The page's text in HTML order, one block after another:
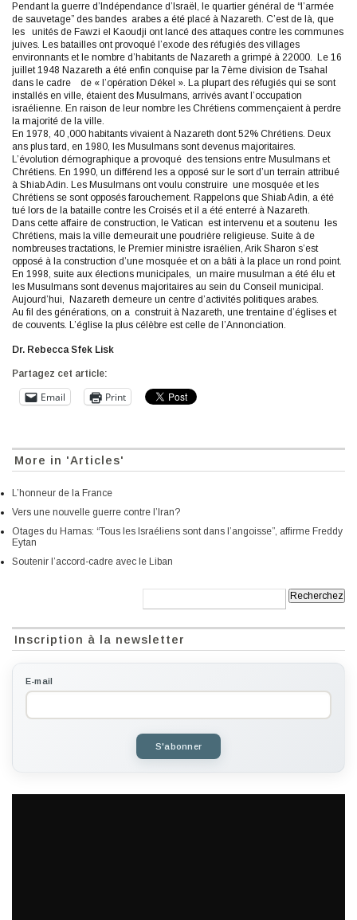
Pendant la guerre d’Indépendance d’Israël, le quartier général de “l’armée
de sauvetage” des bandes arabes a été placé à Nazareth. C’est de là, que
les unités de Fawzi el Kaoudji ont lancé des attaques contre les communes
juives. Les batailles ont provoqué l’exode des réfugiés des villages
environnants et le nombre d’habitants de Nazareth a grimpé à 22000. Le 16
juillet 1948 Nazareth a été enfin conquise par la 7ème division de Tsahal
dans le cadre de « l’opération Dékel ». La plupart des réfugiés qui se sont
installés en ville, étaient des Musulmans, arrivés avant l’occupation
israélienne. En raison de leur nombre les Chrétiens commençaient à perdre
la majorité de la ville.
En 1978, 40 ,000 habitants vivaient à Nazareth dont 52% Chrétiens. Deux
ans plus tard, en 1980, les Musulmans sont devenus majoritaires.
L’évolution démographique a provoqué des tensions entre Musulmans et
Chrétiens. En 1990, un différend les a opposé sur le sort d’un terrain attribué
à Shiab Adin. Les Musulmans ont voulu construire une mosquée et les
Chrétiens se sont opposés farouchement. Rappelons que Shiab Adin, a été
tué lors de la bataille contre les Croisés et il a été enterré à Nazareth.
Dans cette affaire de construction, le Vatican est intervenu et a soutenu les
Chrétiens, mais la ville demeurait une poudrière religieuse. Suite à de
nombreuses tractations, le Premier ministre israélien, Arik Sharon s’est
opposé à la construction d’une mosquée et on a bâti à la place un rond point.
En 1998, suite aux élections municipales, un maire musulman a été élu et
les Musulmans sont devenus majoritaires au sein du Conseil municipal.
Aujourd’hui, Nazareth demeure un centre d’activités politiques arabes.
Au fil des générations, on a construit à Nazareth, une trentaine d’églises et
de couvents. L’église la plus célèbre est celle de l’Annonciation.
Dr. Rebecca Sfek Lisk
Partagez cet article:
Email Print
More in 'Articles'
L’honneur de la France
Vers une nouvelle guerre contre l’Iran?
Otages du Hamas: “Tous les Israéliens sont dans l’angoisse”, affirme Freddy
Eytan
Soutenir l’accord-cadre avec le Liban
Inscription à la newsletter
E-mail
S'abonner